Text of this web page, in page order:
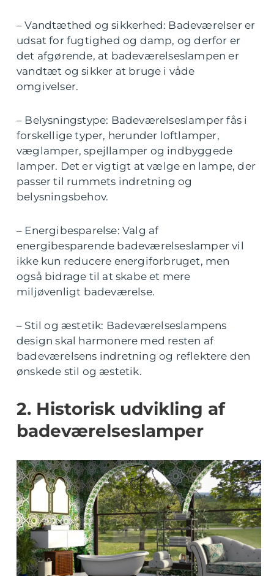
– Vandtæthed og sikkerhed: Badeværelser er
udsat for fugtighed og damp, og derfor er
det afgørende, at badeværelseslampen er
vandtæt og sikker at bruge i våde
omgivelser.
– Belysningstype: Badeværelseslamper fås i
forskellige typer, herunder loftlamper,
væglamper, spejllamper og indbyggede
lamper. Det er vigtigt at vælge en lampe, der
passer til rummets indretning og
belysningsbehov.
– Energibesparelse: Valg af
energibesparende badeværelseslamper vil
ikke kun reducere energiforbruget, men
også bidrage til at skabe et mere
miljøvenligt badeværelse.
– Stil og æstetik: Badeværelseslampens
design skal harmonere med resten af
badeværelsens indretning og reflektere den
ønskede stil og æstetik.
2. Historisk udvikling af
badeværelseslamper